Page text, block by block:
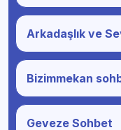
Arkadaşlık ve
Bizimmekan
Geveze Sohbet